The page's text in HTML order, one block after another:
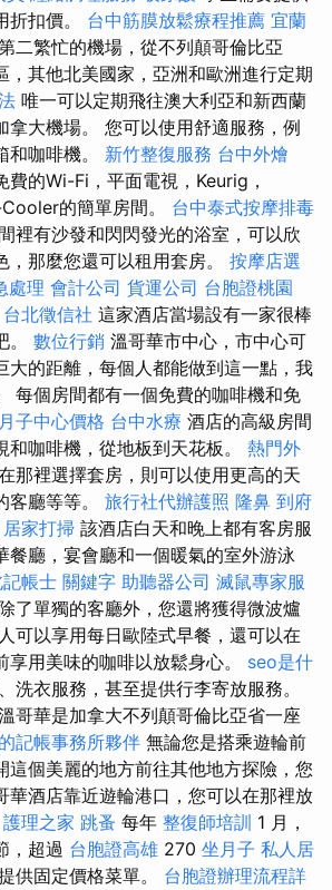
折扣價。 台中筋膜放鬆療程推薦 宜蘭
二繁忙的機場，從不列顛哥倫比亞
，其他北美國家，亞洲和歐洲進行定期
唯一可以定期飛往澳大利亞和新西蘭
拿大機場。 您可以使用舒適服務，例
和咖啡機。 新竹整復服務 台中外燴
費的Wi-Fi，平面電視，Keurig，
的簡單房間。 台中泰式按摩排毒
裡有沙發和閃閃發光的浴室，可以欣
，那麼您還可以租用套房。 按摩店選
處理 會計公司 貨運公司 台胞證桃園
台北徵信社 這家酒店當場設有一家很棒
。 數位行銷 溫哥華市中心，市中心可
大的距離，每個人都能做到這一點，我
每個房間都有一個免費的咖啡機和免
月子中心價格 台中水療 酒店的高級房間
和咖啡機，從地板到天花板。 熱門外
那裡選擇套房，則可以使用更高的天
客廳等等。 旅行社代辦護照 隆鼻 到府
居家打掃 該酒店白天和晚上都有客房服
餐廳，宴會廳和一個暖氣的室外游泳
帳士 關鍵字 助聽器公司 滅鼠專家服
了單獨的客廳外，您還將獲得微波爐
可以享用每日歐陸式早餐，還可以在
享用美味的咖啡以放鬆身心。 seo是什
洗衣服務，甚至提供行李寄放服務。
哥華是加拿大不列顛哥倫比亞省一座
記帳事務所夥伴 無論您是搭乘遊輪前
這個美麗的地方前往其他地方探險，您
華酒店靠近遊輪港口，您可以在那裡放
護理之家 跳蚤 每年 整復師培訓 1 月，
，超過 台胞證高雄 270 坐月子 私人居
供固定價格菜單。 台胞證辦理流程詳